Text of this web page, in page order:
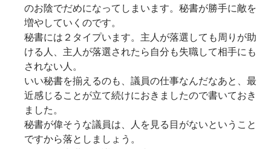
のお陰でだめになってしまいます。秘書が勝手に敵を
増やしていくのです。
秘書には２タイプいます。主人が落選しても周りが助
ける人、主人が落選されたら自分も失職して相手にも
されない人。
いい秘書を揃えるのも、議員の仕事なんだなあと、最
近感じることが立て続けにおきましたので書いておき
ました。
秘書が偉そうな議員は、人を見る目がないということ
ですから落としましょう。